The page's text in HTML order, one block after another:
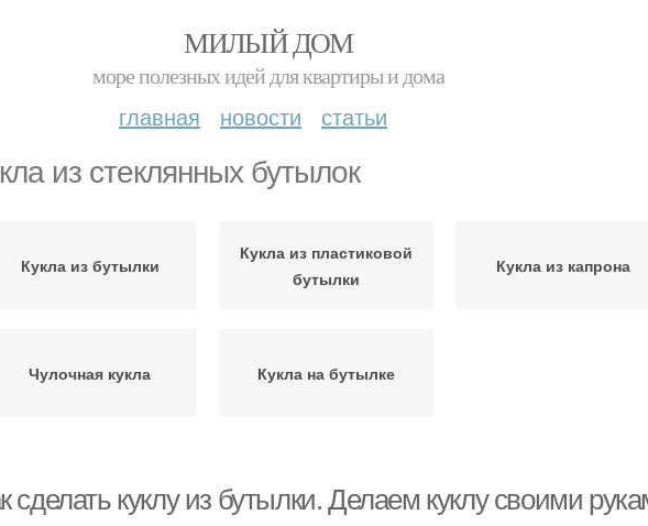
МИЛЫЙ ДОМ
море полезных идей для квартиры и дома
главная новости статьи
из стеклянных бутылок
Кукла из бутылки
Кукла из пластиковой
бутылки
Кукла из капрона
Чулочная кукла Кукла на бутылке
сделать куклу из бутылки. Делаем куклу своими